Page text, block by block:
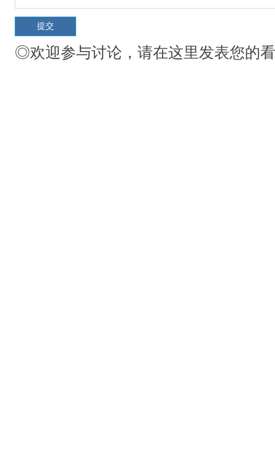
◎欢迎参与讨论，请在这里发表您的